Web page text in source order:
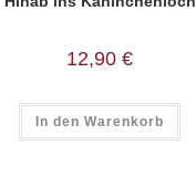
12,90 €
In den Warenkorb